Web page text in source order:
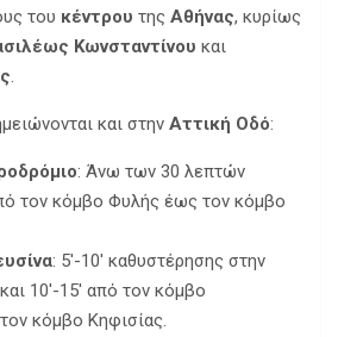
του κέντρου της Αθήνας, κυρίως
Κωνσταντίνου και
.
και στην Αττική Οδό:
: Άνω των 30 λεπτών
τον κόμβο Φυλής έως τον κόμβο
: 5′-10′ καθυστέρησης στην
10′-15′ από τον κόμβο
κόμβο Κηφισίας.